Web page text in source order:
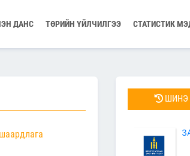
ДАНС ТӨРИЙН ҮЙЛЧИЛГЭЭ СТАТИСТИК
ШИНЭ